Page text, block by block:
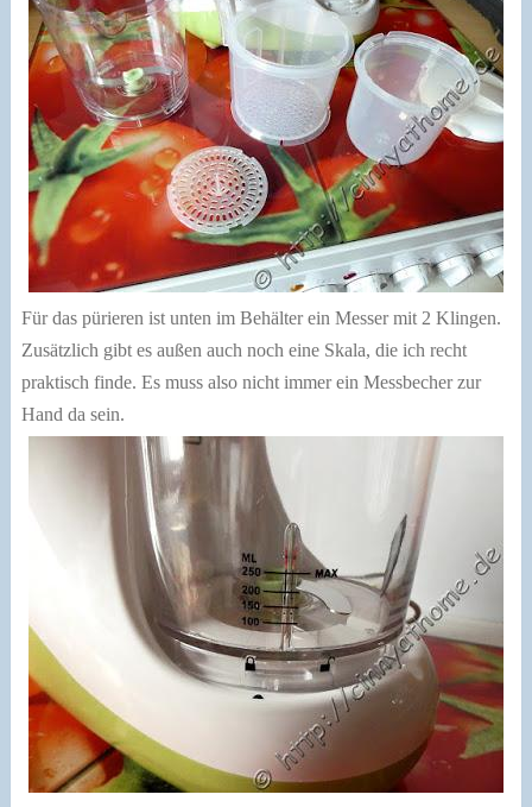
Für das pürieren ist unten im Behälter ein Messer mit 2 Klingen.
Zusätzlich gibt es außen auch noch eine Skala, die ich recht
praktisch finde. Es muss also nicht immer ein Messbecher zur
Hand da sein.